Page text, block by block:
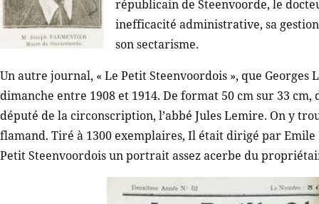
républicain de Steenvoorde, le
inefficacité administrative, sa gestion
son sectarisme.
Un autre journal, « Le Petit Steenvoordois », que
dimanche entre 1908 et 1914. De format 50 cm sur 33
député de la circonscription, l’abbé Jules Lemire. On y
flamand. Tiré à 1300 exemplaires, Il était dirigé par Emile
Petit Steenvoordois un portrait assez acerbe du